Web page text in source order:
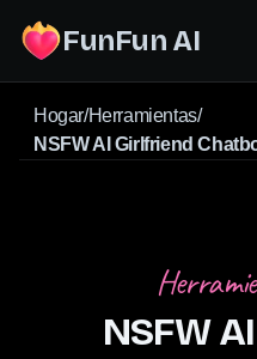
FunFun AI
Hogar/Herramientas/
NSFW AI Girlfriend
NSFW